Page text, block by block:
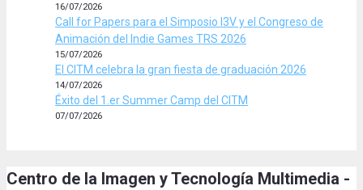
16/07/2026
Call for Papers para el Simposio I3V y el Congreso de
Animación del Indie Games TRS 2026
15/07/2026
El CITM celebra la gran fiesta de graduación 2026
14/07/2026
Éxito del 1.er Summer Camp del CITM
07/07/2026
Centro de la Imagen y Tecnología Multimedia -